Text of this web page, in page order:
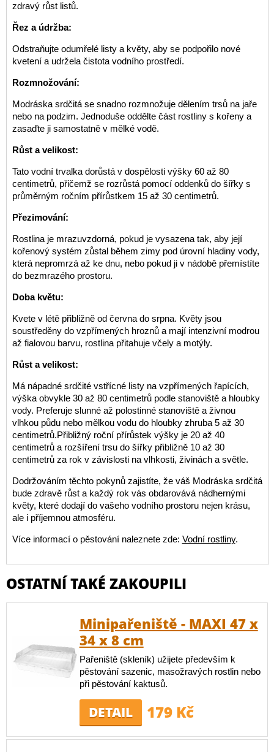
zdravý růst listů.
Řez a údržba:
Odstraňujte odumřelé listy a květy, aby se podpořilo nové
kvetení a udržela čistota vodního prostředí.
Rozmnožování:
Modráska srdčitá se snadno rozmnožuje dělením trsů na jaře
nebo na podzim. Jednoduše oddělte část rostliny s kořeny a
zasaďte ji samostatně v mělké vodě.
Růst a velikost:
Tato vodní trvalka dorůstá v dospělosti výšky 60 až 80
centimetrů, přičemž se rozrůstá pomocí oddenků do šířky s
průměrným ročním přírůstkem 15 až 30 centimetrů.
Přezimování:
Rostlina je mrazuvzdorná, pokud je vysazena tak, aby její
kořenový systém zůstal během zimy pod úrovní hladiny vody,
která nepromrzá až ke dnu, nebo pokud ji v nádobě přemístíte
do bezmrazého prostoru.
Doba květu:
Kvete v létě přibližně od června do srpna. Květy jsou
soustředěny do vzpřímených hroznů a mají intenzivní modrou
až fialovou barvu, rostlina přitahuje včely a motýly.
Růst a velikost:
Má nápadné srdčité vstřícné listy na vzpřímených řapících,
výška obvykle 30 až 80 centimetrů podle stanoviště a hloubky
vody. Preferuje slunné až polostinné stanoviště a živnou
vlhkou půdu nebo mělkou vodu do hloubky zhruba 5 až 30
centimetrů.Přibližný roční přírůstek výšky je 20 až 40
centimetrů a rozšíření trsu do šířky přibližně 10 až 30
centimetrů za rok v závislosti na vlhkosti, živinách a světle.
Dodržováním těchto pokynů zajistíte, že váš Modráska srdčitá
bude zdravě růst a každý rok vás obdarovává nádhernými
květy, které dodají do vašeho vodního prostoru nejen krásu,
ale i příjemnou atmosféru.
Více informací o pěstování naleznete zde: Vodní rostliny.
OSTATNÍ TAKÉ ZAKOUPILI
Minipařeniště - MAXI 47 x
34 x 8 cm
Pařeniště (skleník) užijete především k
pěstování sazenic, masožravých rostlin nebo
při pěstování kaktusů.
DETAIL 179 Kč